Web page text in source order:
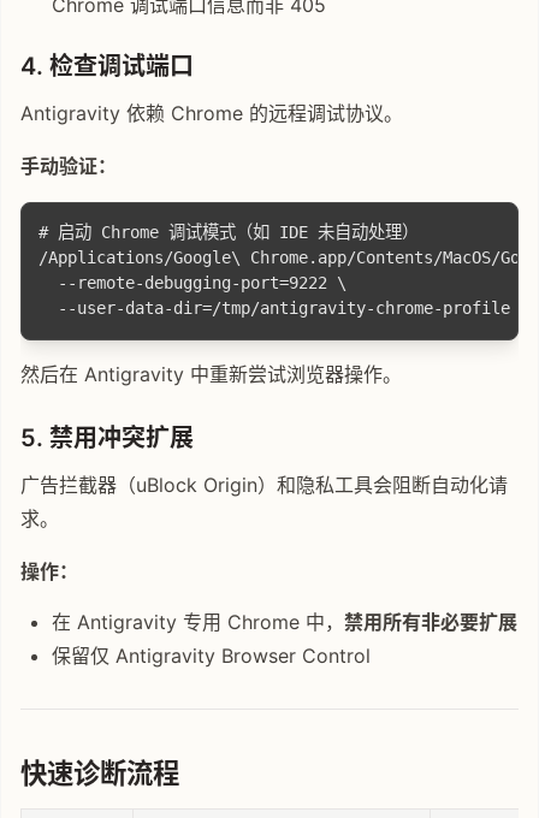
4. 检查调试端口
Antigravity 依赖 Chrome 的远程调试协议。
手动验证：
# 启动 Chrome 调试模式（如 IDE 未自动处理）
/Applications/Google\ Chrome.app/Contents/MacOS/
  --remote-debugging-port=9222 \
然后在 Antigravity 中重新尝试浏览器操作。
5. 禁用冲突扩展
广告拦截器（uBlock Origin）和隐私工具会阻断自动化请
求。
操作：
在 Antigravity 专用 Chrome 中， 禁用所有非必要扩展
保留仅 Antigravity Browser Control
快速诊断流程